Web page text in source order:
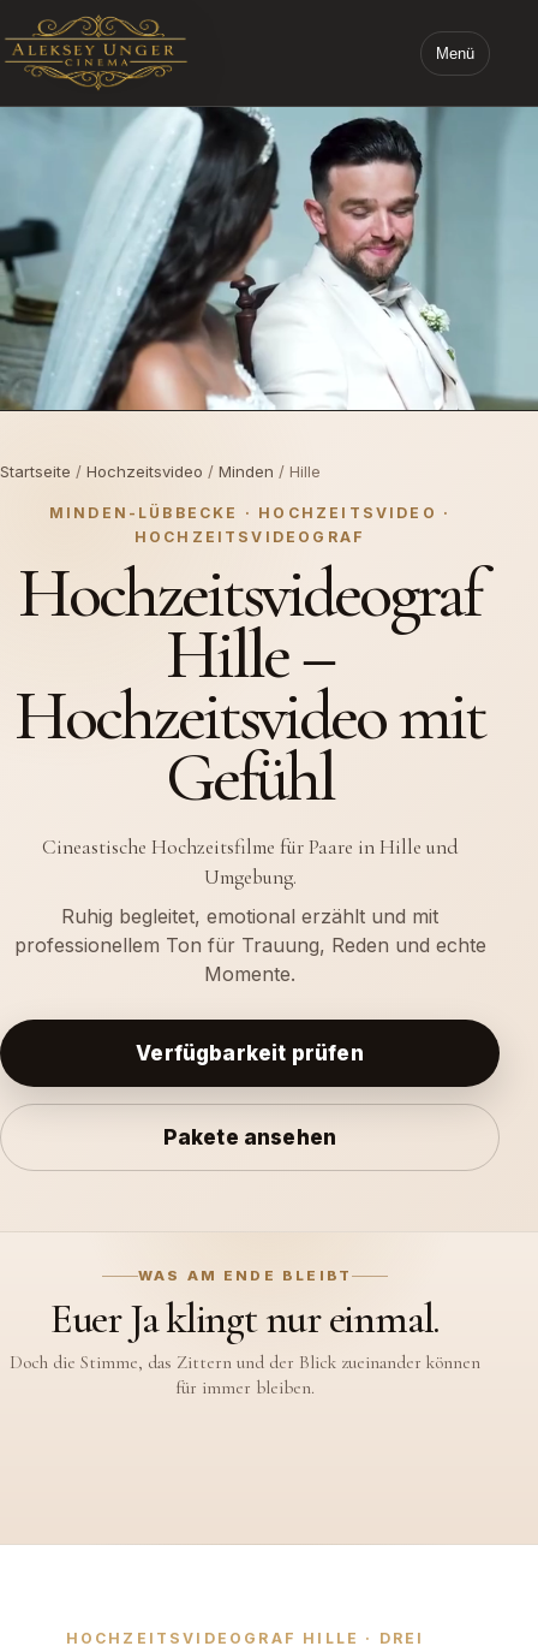
STARTSEITE ALEKSEY UNGER CINEMA Menü
Startseite / Hochzeitsvideo / Minden / Hille
MINDEN-LÜBBECKE · HOCHZEITSVIDEO ·
HOCHZEITSVIDEOGRAF
Hochzeitsvideograf
Hille –
Hochzeitsvideo mit
Gefühl
Cineastische Hochzeitsfilme für Paare in Hille und
Umgebung.
Ruhig begleitet, emotional erzählt und mit
professionellem Ton für Trauung, Reden und echte
Momente.
Verfügbarkeit prüfen
Pakete ansehen
WAS AM ENDE BLEIBT
Ihr werdet an diesem Tag nicht
alles sehen.
HOCHZEITSVIDEOGRAF HILLE · DREI